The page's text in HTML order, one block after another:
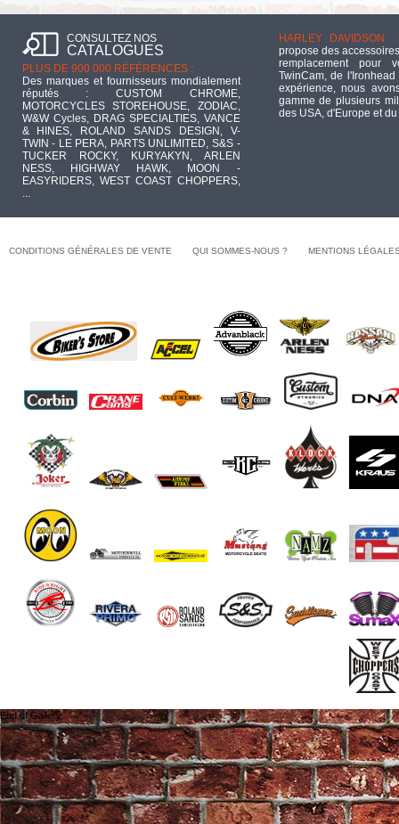
CONSULTEZ NOS
CATALOGUES
PLUS DE 900 000 RÉFÉRENCES :
Des marques et fournisseurs mondialement
réputés : CUSTOM CHROME,
MOTORCYCLES STOREHOUSE, ZODIAC,
W&W Cycles, DRAG SPECIALTIES, VANCE
& HINES, ROLAND SANDS DESIGN, V-
TWIN - LE PERA, PARTS UNLIMITED, S&S -
TUCKER ROCKY, KURYAKYN, ARLEN
NESS, HIGHWAY HAWK, MOON -
EASYRIDERS, WEST COAST CHOPPERS,
...
HARLEY DAVIDSON :
propose des
remplacement pour
TwinCam, de
expérience, nous
gamme de plusieurs
des USA, d'Europe et
CONDITIONS GÉNÉRALES DE VENTE QUI SOMMES-NOUS ? MENTIONS
End of Gallery